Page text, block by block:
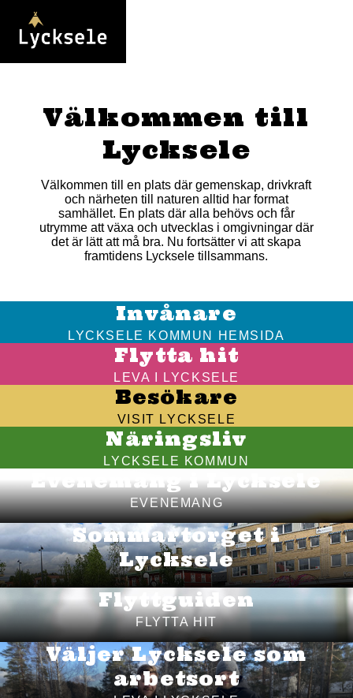
Välkommen till
Lycksele
Välkommen till en plats där gemenskap, drivkraft
och närheten till naturen alltid har format
samhället. En plats där alla behövs och får
utrymme att växa och utvecklas i omgivningar där
det är lätt att må bra. Nu fortsätter vi att skapa
framtidens Lycksele tillsammans.
Invånare
LYCKSELE KOMMUN HEMSIDA
Flytta hit
LEVA I LYCKSELE
Besökare
VISIT LYCKSELE
Näringsliv
LYCKSELE KOMMUN
Evenemang i Lycksele
EVENEMANG
Sommartorget i
Lycksele
Flyttguiden
FLYTTA HIT
Väljer Lycksele som
arbetsort